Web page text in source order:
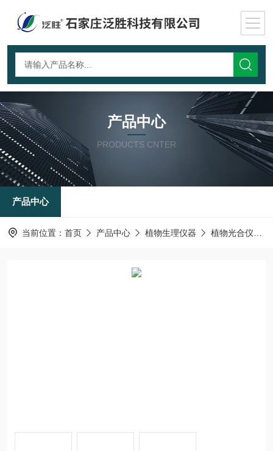
产品中心
PRODUCTS CNTER
产品中心
当前位置： 首页 产品中心 植物生理仪器 植物光合仪